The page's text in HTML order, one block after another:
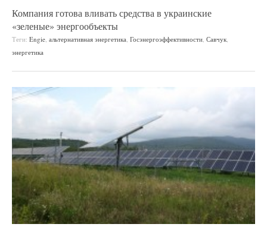
Компания готова вливать средства в украинские
«зеленые» энергообъекты
Теги: Engie альтернативная энергетика Госэнергоэффективности Савчук
энергетика